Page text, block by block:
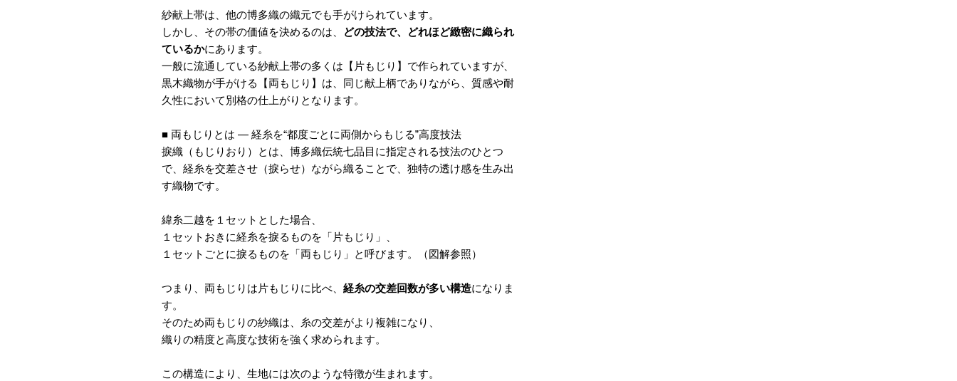
紗献上帯は、他の博多織の織元でも手がけられています。
しかし、その帯の価値を決めるのは、
どの技法で、どれほど緻密に織られ
ているかにあります。
一般に流通している紗献上帯の多くは【片もじり】で作られていますが、
黒木織物が手がける【両もじり】は、同じ献上柄でありながら、質感や耐
久性において別格の仕上がりとなります。
■ 両もじりとは — 経糸を“都度ごとに両側からもじる”高度技法
捩織（もじりおり）とは、博多織伝統七品目に指定される技法のひとつ
で、経糸を交差させ（捩らせ）ながら織ることで、独特の透け感を生み出
す織物です。
緯糸二越を１セットとした場合、
１セットおきに経糸を捩るものを「片もじり」、
１セットごとに捩るものを「両もじり」と呼びます。（図解参照）
つまり、両もじりは片もじりに比べ、 経糸の交差回数が多い構造になりま
す。
そのため両もじりの紗織は、糸の交差がより複雑になり、
織りの精度と高度な技術を強く求められます。
この構造により、生地には次のような特徴が生まれます。